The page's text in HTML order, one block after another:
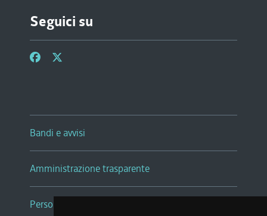
Seguici su
Bandi e avvisi
Amministrazione trasparente
Persone e Uffici